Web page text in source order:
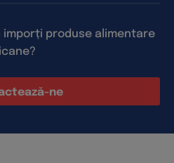
imporți produse alimentare
ne